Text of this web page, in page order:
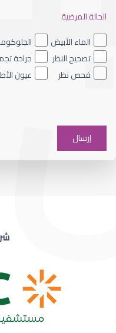
ضعف نظر
ضعف نظر
الحالة المرضية
الماء الأبيض
تصحيح النظر
جراحة
فحص نظر
عيون